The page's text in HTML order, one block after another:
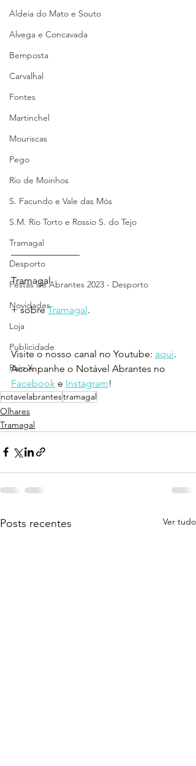
Aldeia do Mato e Souto
Alvega e Concavada
Bemposta
Carvalhal
Fontes
Martinchel
Mouriscas
Pego
Rio de Moinhos
S. Facundo e Vale das Mós
S.M. Rio Torto e Rossio S. do Tejo
Tramagal
Desporto
Festas de Abrantes 2023 - Desporto
Novidades
Loja
Publicidade
Raio X
______________
Tramagal
+ sobre Tramagal.
Visite o nosso canal no Youtube: aqui.
Acompanhe o Notável Abrantes no
Facebook e Instagram!
notavelabrantestramagal
Olhares
Tramagal
Posts recentes Ver tudo